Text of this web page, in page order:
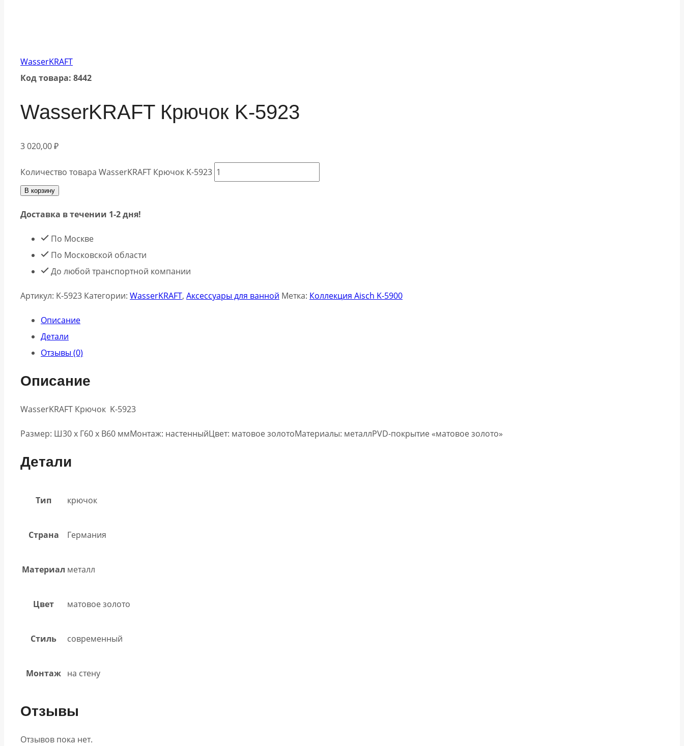
WasserKRAFT
Код товара: 8442
WasserKRAFT Крючок K-5923
3 020,00₽
Количество товара WasserKRAFT Крючок K-5923
В корзину
Доставка в течении 1-2 дня!
По Москве
По Московской области
До любой транспортной компании
Артикул: K-5923 Категории: WasserKRAFT, Аксессуары для ванной Метка: Коллекция Aisch K-5900
Описание
Детали
Отзывы (0)
Описание
WasserKRAFT Крючок K-5923
Размер: Ш30 х Г60 х В60 ммМонтаж: настенныйЦвет: матовое золотоМатериалы: металлPVD-покрытие «матовое золото»
Детали
Тип крючок
Страна Германия
Материал металл
Цвет матовое золото
Стиль современный
Монтаж на стену
Отзывы
Отзывов пока нет.